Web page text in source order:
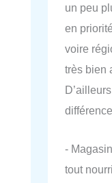
un peu
en
voire
très bien
-
tout